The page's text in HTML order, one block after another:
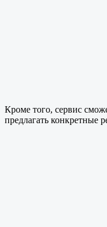
Кроме того, сервис
предлагать конкретные